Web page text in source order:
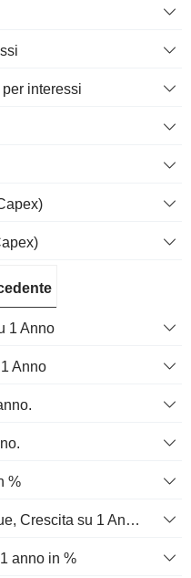
interessi
1 Anno
Anno
%
Utili da Operazioni Continue, Crescita su 1 Anno in %
anno in %